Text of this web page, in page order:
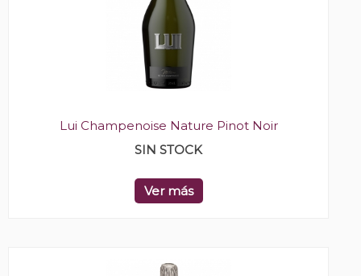
Lui Champenoise Nature Pinot Noir
SIN STOCK
Ver más